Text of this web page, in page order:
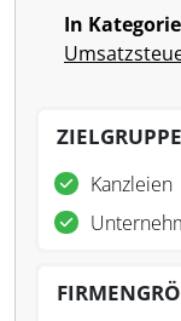
In
ZIELGRUPPE
Kanzleien